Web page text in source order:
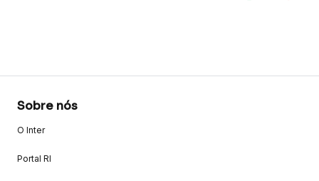
Sobre nós
O Inter
Portal RI